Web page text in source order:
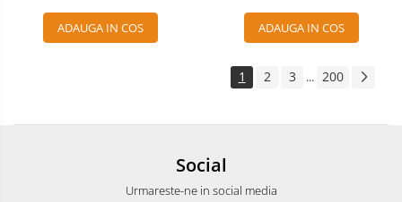
ADAUGA IN COS ADAUGA IN COS
1 2 3 ... 200
Social
Urmareste-ne in social media